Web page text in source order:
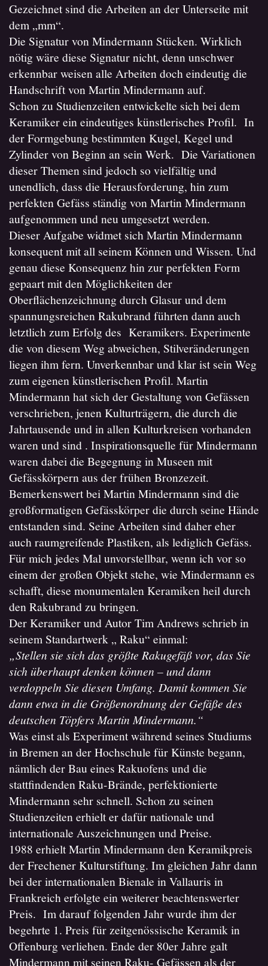
Gezeichnet sind die Arbeiten an der Unterseite mit
dem „mm“.
Die Signatur von Mindermann Stücken. Wirklich
nötig wäre diese Signatur nicht, denn unschwer
erkennbar weisen alle Arbeiten doch eindeutig die
Handschrift von Martin Mindermann auf.
Schon zu Studienzeiten entwickelte sich bei dem
Keramiker ein eindeutiges künstlerisches Profil. In
der Formgebung bestimmten Kugel, Kegel und
Zylinder von Beginn an sein Werk. Die Variationen
dieser Themen sind jedoch so vielfältig und
unendlich, dass die Herausforderung, hin zum
perfekten Gefäss ständig von Martin Mindermann
aufgenommen und neu umgesetzt werden.
Dieser Aufgabe widmet sich Martin Mindermann
konsequent mit all seinem Können und Wissen. Und
genau diese Konsequenz hin zur perfekten Form
gepaart mit den Möglichkeiten der
Oberflächenzeichnung durch Glasur und dem
spannungsreichen Rakubrand führten dann auch
letztlich zum Erfolg des Keramikers. Experimente
die von diesem Weg abweichen, Stilveränderungen
liegen ihm fern. Unverkennbar und klar ist sein Weg
zum eigenen künstlerischen Profil. Martin
Mindermann hat sich der Gestaltung von Gefässen
verschrieben, jenen Kulturträgern, die durch die
Jahrtausende und in allen Kulturkreisen vorhanden
waren und sind . Inspirationsquelle für Mindermann
waren dabei die Begegnung in Museen mit
Gefässkörpern aus der frühen Bronzezeit.
Bemerkenswert bei Martin Mindermann sind die
großformatigen Gefässkörper die durch seine Hände
entstanden sind. Seine Arbeiten sind daher eher
auch raumgreifende Plastiken, als lediglich Gefäss.
Für mich jedes Mal unvorstellbar, wenn ich vor so
einem der großen Objekt stehe, wie Mindermann es
schafft, diese monumentalen Keramiken heil durch
den Rakubrand zu bringen.
Der Keramiker und Autor Tim Andrews schrieb in
seinem Standartwerk „ Raku“ einmal:
„Stellen sie sich das größte Rakugefäß vor, das Sie
sich überhaupt denken können – und dann
verdoppeln Sie diesen Umfang. Damit kommen Sie
dann etwa in die Größenordnung der Gefäße des
deutschen Töpfers Martin Mindermann.“
Was einst als Experiment während seines Studiums
in Bremen an der Hochschule für Künste begann,
nämlich der Bau eines Rakuofens und die
stattfindenden Raku-Brände, perfektionierte
Mindermann sehr schnell. Schon zu seinen
Studienzeiten erhielt er dafür nationale und
internationale Auszeichnungen und Preise.
1988 erhielt Martin Mindermann den Keramikpreis
der Frechener Kulturstiftung. Im gleichen Jahr dann
bei der internationalen Bienale in Vallauris in
Frankreich erfolgte ein weiterer beachtenswerter
Preis. Im darauf folgenden Jahr wurde ihm der
begehrte 1. Preis für zeitgenössische Keramik in
Offenburg verliehen. Ende der 80er Jahre galt
Mindermann mit seinen Raku- Gefässen als der